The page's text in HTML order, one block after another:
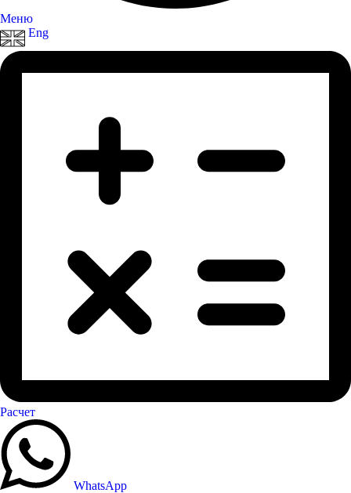
Меню
Eng
Расчет
WhatsApp